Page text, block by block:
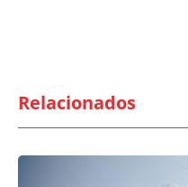
Relacionados